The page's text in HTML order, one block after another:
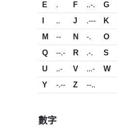
E
. F ..-. G
.. J .--- K
M
-- N -. O
Q
--.- R .-. S
U
..- V ...- W
Y
-.-- Z --..
數字